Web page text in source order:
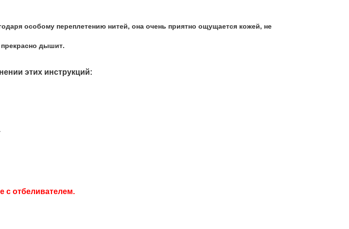
особому переплетению нитей, она очень приятно ощущается кожей, не
дышит.
этих инструкций:
с отбеливателем.